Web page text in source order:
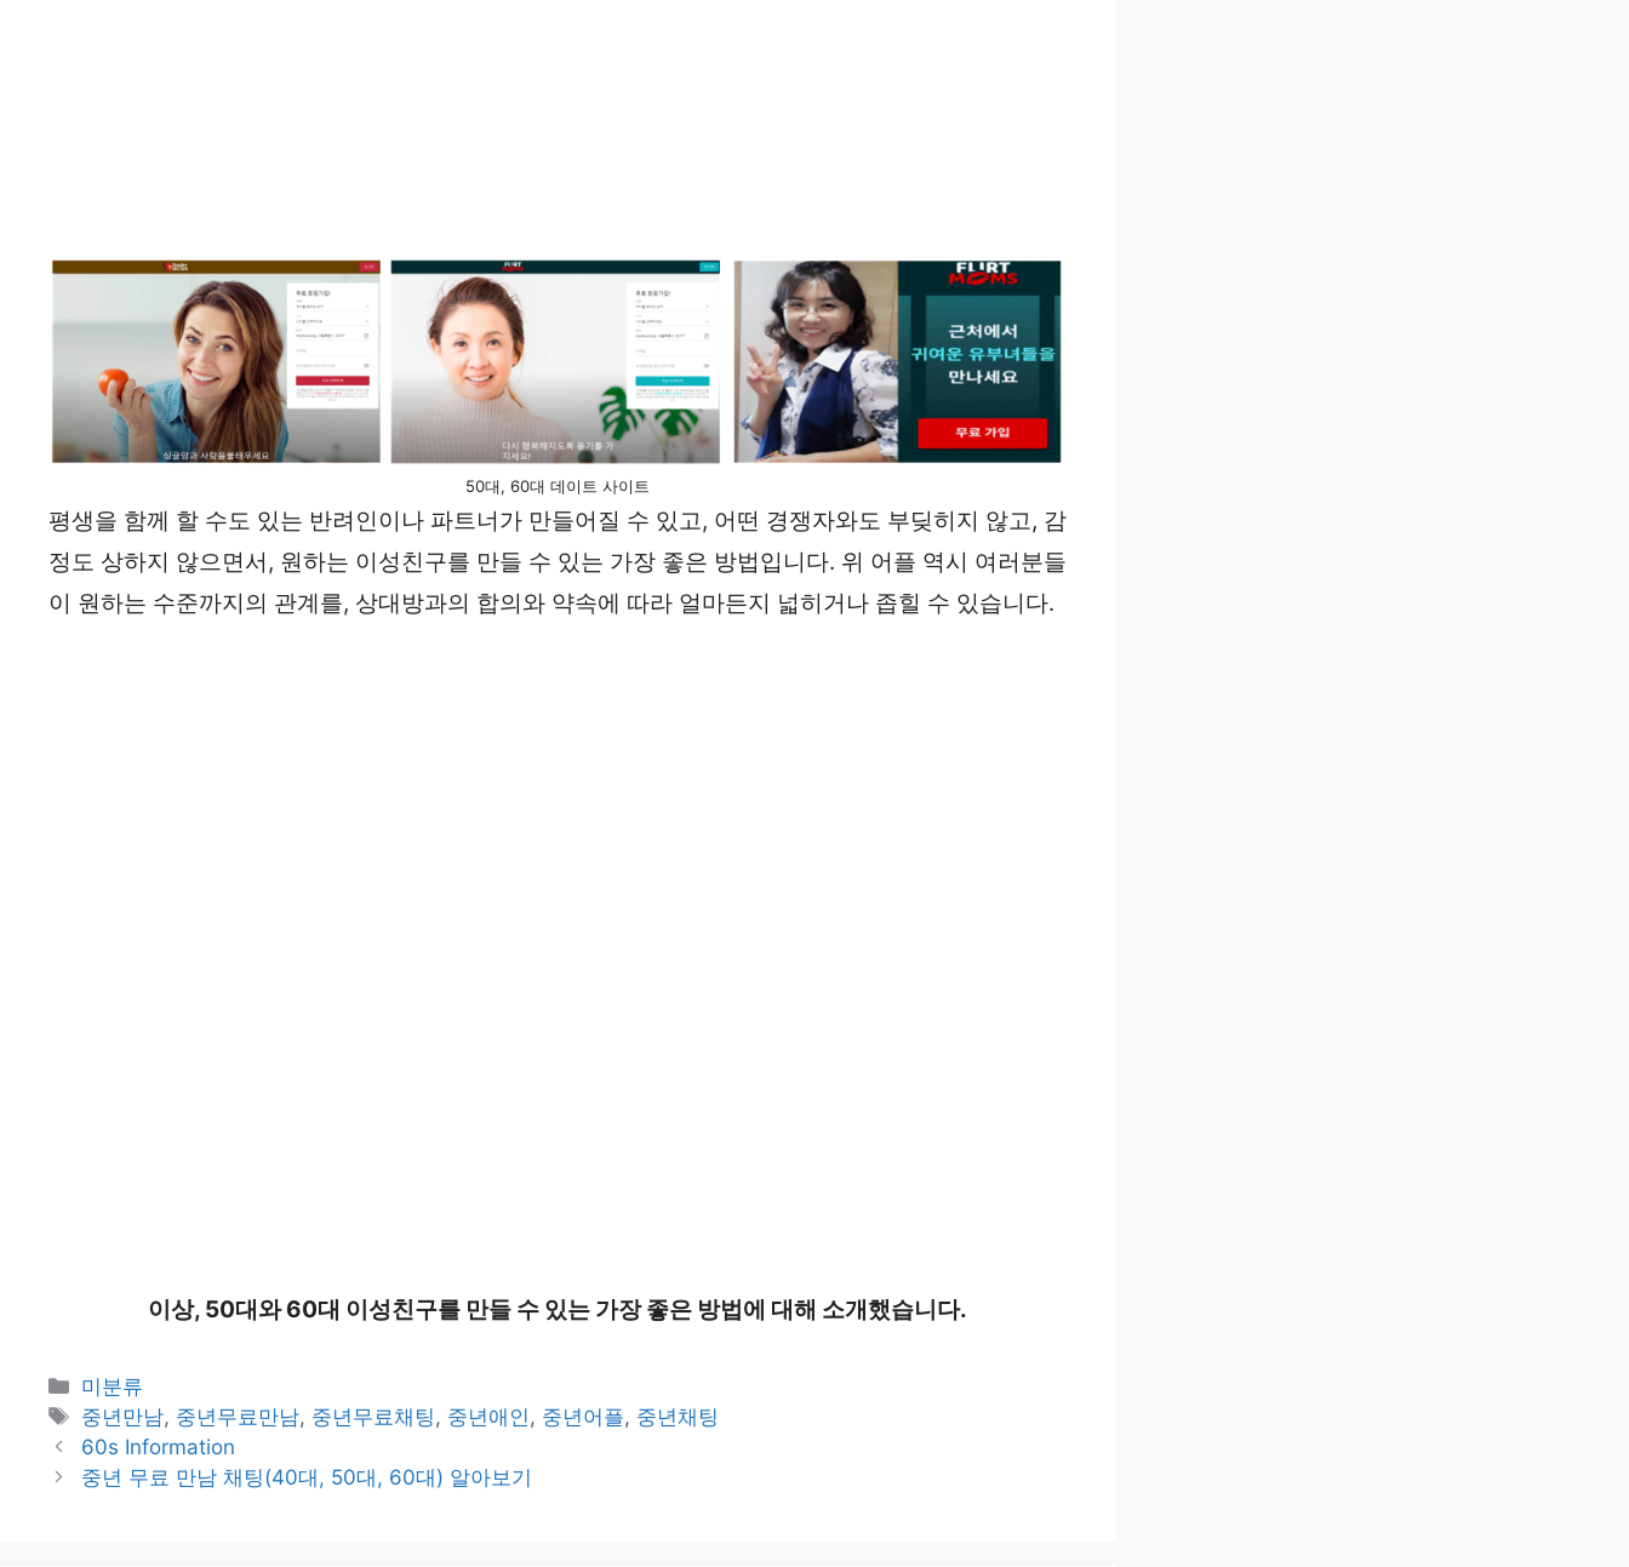
50대, 60대 데이트 사이트
평생을 함께 할 수도 있는 반려인이나 파트너가 만들어질 수 있고, 어떤 경쟁자와도 부딪히지 않고, 감
정도 상하지 않으면서, 원하는 이성친구를 만들 수 있는 가장 좋은 방법입니다. 위 어플 역시 여러분들
이 원하는 수준까지의 관계를, 상대방과의 합의와 약속에 따라 얼마든지 넓히거나 좁힐 수 있습니다.
이상, 50대와 60대 이성친구를 만들 수 있는 가장 좋은 방법에 대해 소개했습니다.
카
테
고
리
미분류
태
그
중년만남, 중년무료만남, 중년무료채팅, 중년애인, 중년어플, 중년채팅
60s Information
중년 무료 만남 채팅(40대, 50대, 60대) 알아보기